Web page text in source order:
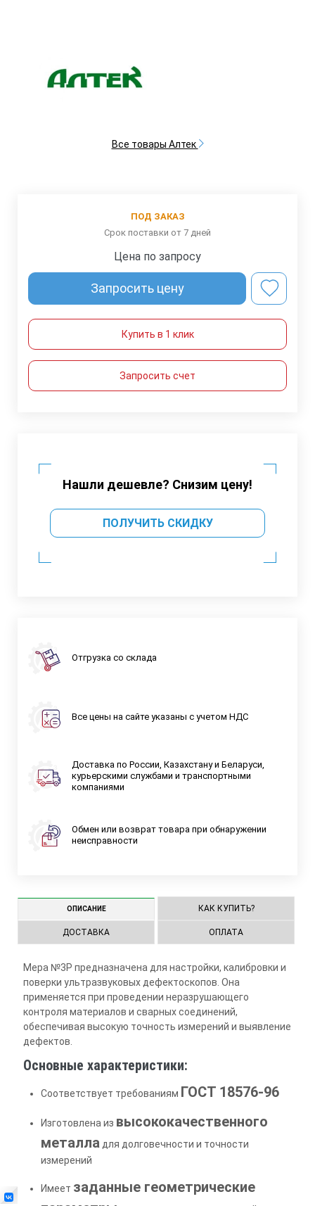
Все товары Алтек
ПОД ЗАКАЗ
Срок поставки от 7 дней
Цена по запросу
Запросить цену
Купить в 1 клик
Запросить счет
Нашли дешевле? Снизим цену!
ПОЛУЧИТЬ СКИДКУ
Отгрузка со склада
Все цены на сайте указаны с учетом НДС
Доставка по России, Казахстану и Беларуси,
курьерскими службами и транспортными
компаниями
Обмен или возврат товара при обнаружении
неисправности
ОПИСАНИЕ КАК КУПИТЬ?
ДОСТАВКА ОПЛАТА
Мера №3Р предназначена для настройки, калибровки и
поверки ультразвуковых дефектоскопов. Она
применяется при проведении неразрушающего
контроля материалов и сварных соединений,
обеспечивая высокую точность измерений и выявление
дефектов.
Основные характеристики:
Соответствует требованиям ГОСТ 18576-96
Изготовлена из высококачественного
металла для долговечности и точности
измерений
Имеет заданные геометрические